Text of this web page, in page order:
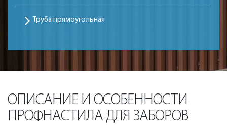
Труба прямоугольная
ОПИСАНИЕ И ОСОБЕННОСТИ
ПРОФНАСТИЛА ДЛЯ ЗАБОРОВ